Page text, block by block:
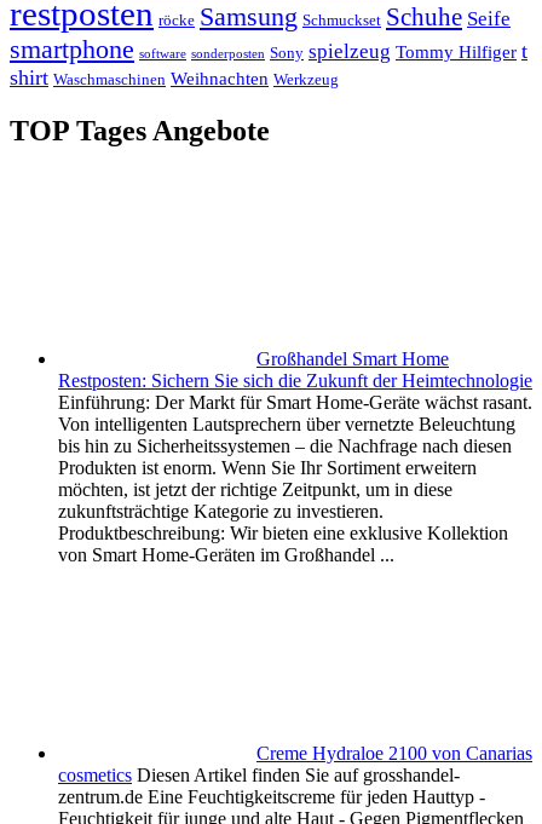
restposten röcke Samsung Schmuckset Schuhe Seife
smartphone software sonderposten Sony spielzeug Tommy Hilfiger t
shirt Waschmaschinen Weihnachten Werkzeug
TOP Tages Angebote
Großhandel Smart Home
Restposten: Sichern Sie sich die Zukunft der Heimtechnologie
Einführung: Der Markt für Smart Home-Geräte wächst rasant.
Von intelligenten Lautsprechern über vernetzte Beleuchtung
bis hin zu Sicherheitssystemen – die Nachfrage nach diesen
Produkten ist enorm. Wenn Sie Ihr Sortiment erweitern
möchten, ist jetzt der richtige Zeitpunkt, um in diese
zukunftsträchtige Kategorie zu investieren.
Produktbeschreibung: Wir bieten eine exklusive Kollektion
von Smart Home-Geräten im Großhandel ...
Creme Hydraloe 2100 von Canarias
cosmetics Diesen Artikel finden Sie auf grosshandel-
zentrum.de Eine Feuchtigkeitscreme für jeden Hauttyp -
Feuchtigkeit für junge und alte Haut - Gegen Pigmentflecken